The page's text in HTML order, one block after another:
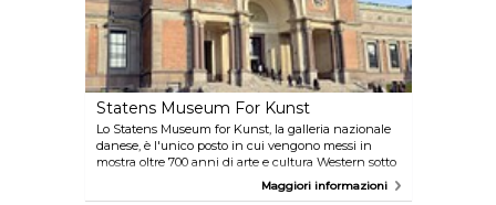
Statens Museum For Kunst
Lo Statens Museum for Kunst, la galleria nazionale
danese, è l'unico posto in cui vengono messi in
mostra oltre 700 anni di arte e cultura Western sotto
lo stesso tetto. Per questo motivo, visitare questo
museo significa compiere un lungo viaggio nella
Maggiori informazioni